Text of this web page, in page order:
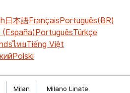
日本語FrançaisPortuguês(BR)
(España)PortuguêsTürkçe
ไทยTiếng Việt
Polski
Milan Milano Linate